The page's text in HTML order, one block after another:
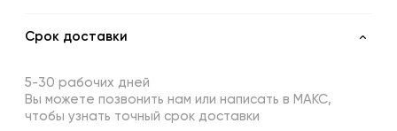
Срок доставки
5-30 рабочих дней
Вы можете позвонить нам или написать в МАКС,
чтобы узнать точный срок доставки